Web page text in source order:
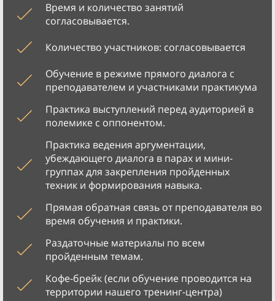
Время и количество занятий
согласовывается.
Количество участников: согласовывается
Обучение в режиме прямого диалога с
преподавателем и участниками практикума
Практика выступлений перед аудиторией в
полемике с оппонентом.
Практика ведения аргументации,
убеждающего диалога в парах и мини-
группах для закрепления пройденных
техник и формирования навыка.
Прямая обратная связь от преподавателя во
время обучения и практики.
Раздаточные материалы по всем
пройденным темам.
Кофе-брейк (если обучение проводится на
территории нашего тренинг-центра)